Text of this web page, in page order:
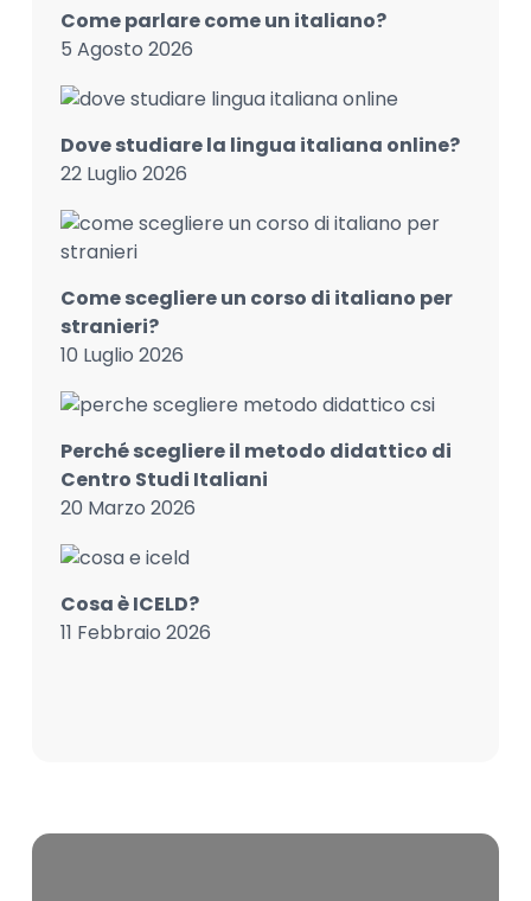
Come parlare come un italiano?
5 Agosto 2026
Dove studiare la lingua italiana online?
22 Luglio 2026
Come scegliere un corso di italiano per
stranieri?
10 Luglio 2026
Perché scegliere il metodo didattico di
Centro Studi Italiani
20 Marzo 2026
Cosa è ICELD?
11 Febbraio 2026